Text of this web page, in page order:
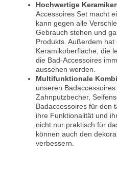
Hochwertige
Accessoires Set macht
kann gegen alle
Gebrauch stehen und
Produkts. Außerdem hat
Keramikoberfläche, die
die Bad-Accessoires
aussehen werden.
Multifunktionale
unseren
Zahnputzbecher,
Badaccessoires für den
ihre Funktionalität und
nicht nur praktisch für
können auch den
verbessern.